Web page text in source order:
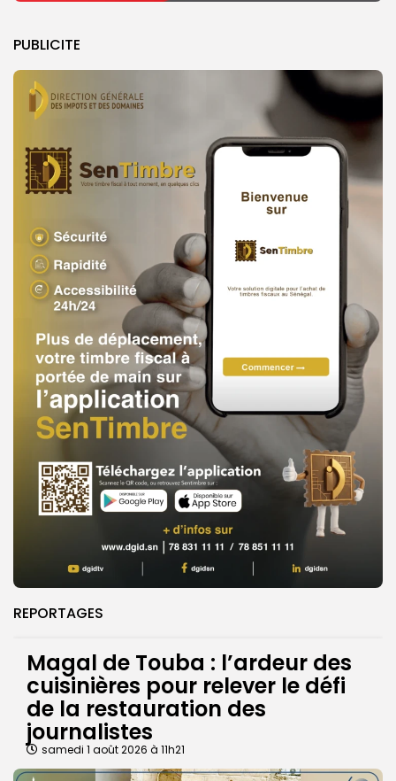
PUBLICITE
REPORTAGES
Magal de Touba : l’ardeur des
cuisinières pour relever le défi
de la restauration des
journalistes
samedi 1 août 2026 à 11h21